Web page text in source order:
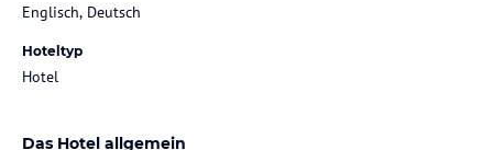
Englisch, Deutsch
Hoteltyp
Hotel
Das Hotel allgemein